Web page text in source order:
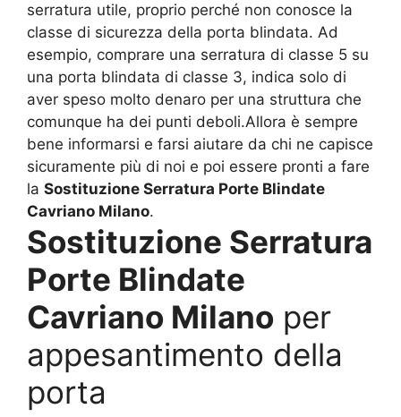
serratura utile, proprio perché non conosce la
classe di sicurezza della porta blindata. Ad
esempio, comprare una serratura di classe 5 su
una porta blindata di classe 3, indica solo di
aver speso molto denaro per una struttura che
comunque ha dei punti deboli.Allora è sempre
bene informarsi e farsi aiutare da chi ne capisce
sicuramente più di noi e poi essere pronti a fare
la Sostituzione Serratura Porte Blindate
Cavriano Milano.
Sostituzione Serratura
Porte Blindate
Cavriano Milano per
appesantimento della
porta